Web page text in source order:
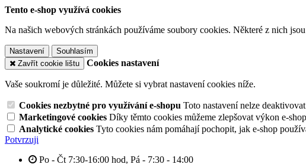
Tento e-shop využívá cookies
Na našich webových stránkách používáme soubory cookies. Některé z nich
Nastavení
Souhlasím
Zavřít cookie lištu
Cookies nastavení
Vaše soukromí je důležité. Můžete si vybrat nastavení cookies níže.
Cookies nezbytné pro využívání e-shopu Toto nastavení nelze
Marketingové cookies Díky těmto cookies můžeme zlepšovat výkon e-
Analytické cookies Tyto cookies nám pomáhají pochopit, jak e-shop
Potvrzuji
Po - Čt 7:30-16:00 hod, Pá - 7:30 - 14:00